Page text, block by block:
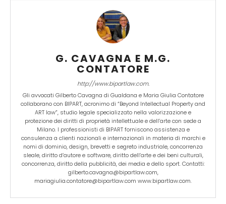
G. CAVAGNA E M.G.
CONTATORE
http://www.bipartlaw.com.
Gli avvocati Gilberto Cavagna di Gualdana e Maria Giulia Contatore
collaborano con BIPART, acronimo di “Beyond Intellectual Property and
ART law”, studio legale specializzato nella valorizzazione e
protezione dei diritti di proprietà intellettuale e dell’arte con sede a
Milano. I professionisti di BIPART forniscono assistenza e
consulenza a clienti nazionali e internazionali in materia di marchi e
nomi di dominio, design, brevetti e segreto industriale, concorrenza
sleale, diritto d’autore e software, diritto dell’arte e dei beni culturali,
concorrenza, diritto della pubblicità, dei media e dello sport. Contatti:
gilberto.cavagna@bipartlaw.com,
mariagiulia.contatore@bipartlaw.com www.bipartlaw.com.